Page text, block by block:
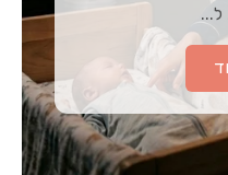
ל...